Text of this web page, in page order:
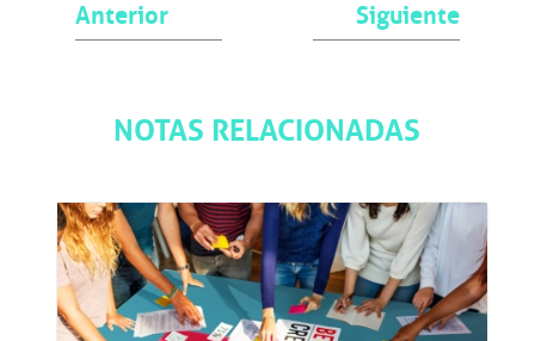
Anterior Siguiente
NOTAS RELACIONADAS